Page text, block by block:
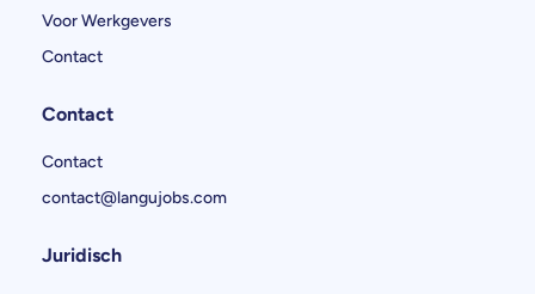
Voor Werkgevers
Contact
Contact
Contact
contact@langujobs.com
Juridisch